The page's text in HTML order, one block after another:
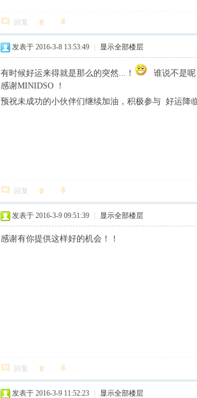
回复
发表于 2016-3-8 13:53:49 显示全部楼层
有时候好运来得就是那么的突然...！
谁说不是呢
感谢MINIDSO ！
预祝未成功的小伙伴们继续加油，积极参与 好运降
回复
发表于 2016-3-9 09:51:39 显示全部楼层
感谢有你提供这样好的机会！！
回复
发表于 2016-3-9 11:52:23 显示全部楼层